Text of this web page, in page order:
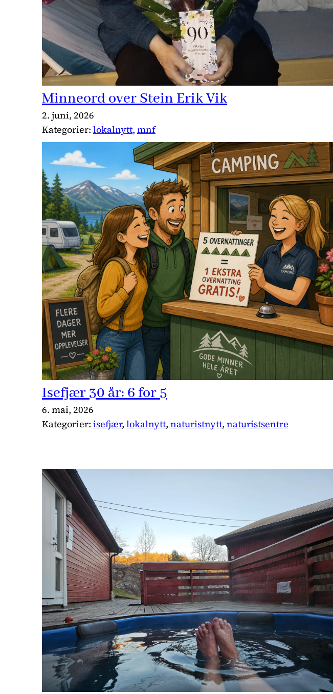
Minneord over Stein Erik Vik
2. juni, 2026
Kategorier: lokalnytt, mnf
Isefjær 30 år: 6 for 5
6. mai, 2026
Kategorier: isefjær, lokalnytt, naturistnytt, naturistsentre